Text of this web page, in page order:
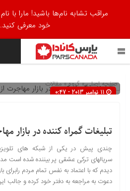
صفحه اصلی» گروه »مقالات
11 نوامبر 2013 - 0:47
تبلیغات گمراه کننده در بازار
چندی پیش در یکی از شبکه های
سریالهای ترکی عشقی پر بیننده شده است
دیدم که با اعتماد به نفس تمام مردم رابرای
دعوت به مراجعه به دفتر خود کرده و جالب این بود
مراقب تشابه نام‌ها باشید! مارا با
خود معرفی کنید.